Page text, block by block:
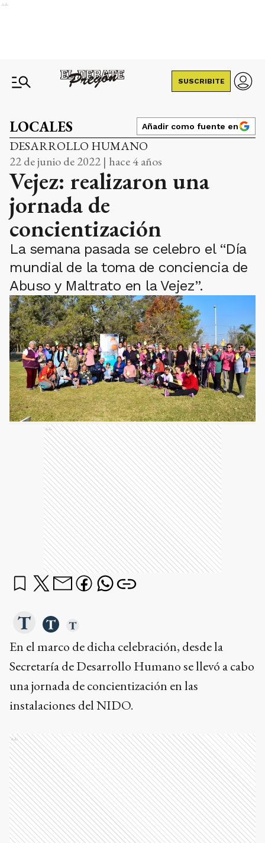
Ads
SUSCRIBITE
LOCALES Añadir como fuente en
DESARROLLO HUMANO
22 de junio de 2022 | hace 4 años
Vejez: realizaron una
jornada de
concientización
La semana pasada se celebro el “Día
mundial de la toma de conciencia de
Abuso y Maltrato en la Vejez”.
Ads
En el marco de dicha celebración, desde la
Secretaría de Desarrollo Humano se llevó a cabo
una jornada de concientización en las
instalaciones del NIDO.
Ads